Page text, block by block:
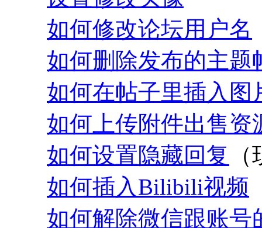
如何修改论坛用户名
如何删除发布的主题
如何在帖子里插入图
如何上传附件出售资
如何设置隐藏回复
如何插入Bilibili视频
如何解除微信跟账号